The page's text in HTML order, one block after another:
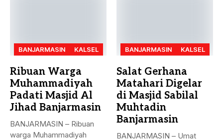
BANJARMASIN KALSEL
Ribuan Warga
Muhammadiyah
Padati Masjid Al
Jihad Banjarmasin
BANJARMASIN – Ribuan
warga Muhammadiyah
BANJARMASIN KALSEL
Salat Gerhana
Matahari Digelar
di Masjid Sabilal
Muhtadin
Banjarmasin
BANJARMASIN – Umat